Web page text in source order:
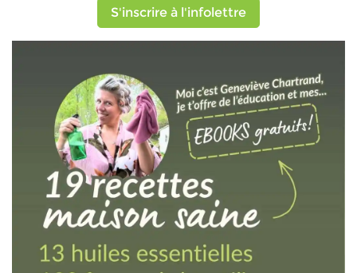
S'inscrire à l'infolettre